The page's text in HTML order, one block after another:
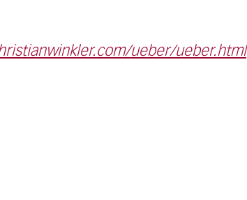
ueber/ueber.html